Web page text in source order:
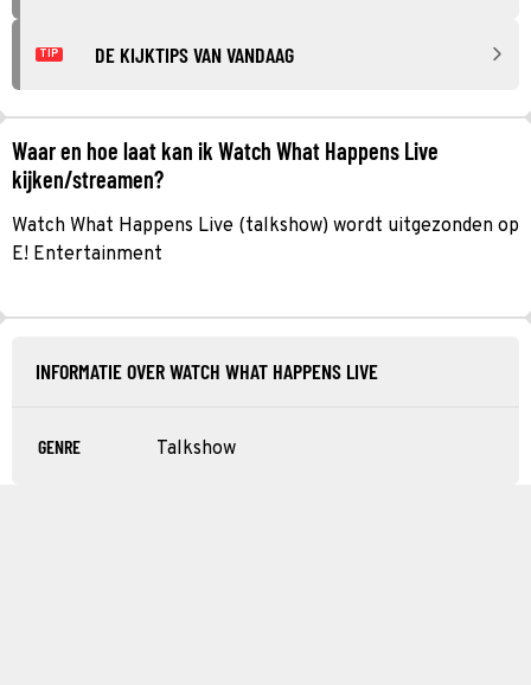
TIP DE KIJKTIPS VAN VANDAAG
Waar en hoe laat kan ik Watch What Happens Live
kijken/streamen?
Watch What Happens Live (talkshow) wordt uitgezonden op
E! Entertainment
INFORMATIE OVER WATCH WHAT HAPPENS LIVE
GENRE Talkshow